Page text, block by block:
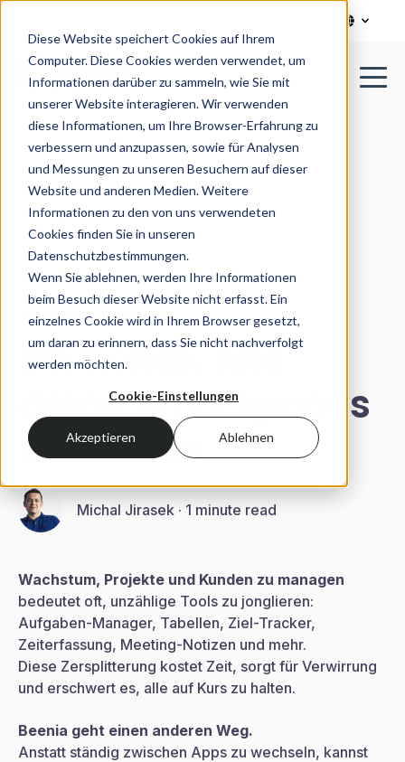
Diese Website speichert Cookies auf Ihrem
Computer. Diese Cookies werden verwendet, um
Informationen darüber zu sammeln, wie Sie mit
unserer Website interagieren. Wir verwenden
diese Informationen, um Ihre Browser-Erfahrung zu
verbessern und anzupassen, sowie für Analysen
und Messungen zu unseren Besuchern auf dieser
Website und anderen Medien. Weitere
Informationen zu den von uns verwendeten
Cookies finden Sie in unseren
Datenschutzbestimmungen.
Wenn Sie ablehnen, werden Ihre Informationen
beim Besuch dieser Website nicht erfasst. Ein
einzelnes Cookie wird in Ihrem Browser gesetzt,
um daran zu erinnern, dass Sie nicht nachverfolgt
werden möchten.
Cookie-Einstellungen
Akzeptieren Ablehnen
All posts
September 3, 2025
Ein Konto. Alle
deine Workspaces
und Tools.
Michal Jirasek · 1 minute read
Wachstum, Projekte und Kunden zu managen
bedeutet oft, unzählige Tools zu jonglieren:
Aufgaben-Manager, Tabellen, Ziel-Tracker,
Zeiterfassung, Meeting-Notizen und mehr.
Diese Zersplitterung kostet Zeit, sorgt für Verwirrung
und erschwert es, alle auf Kurs zu halten.
Beenia geht einen anderen Weg.
Anstatt ständig zwischen Apps zu wechseln, kannst